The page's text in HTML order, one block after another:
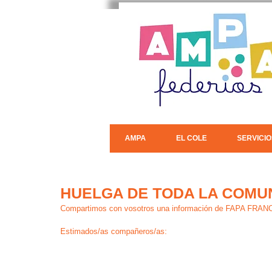
AMPA EL COLE
HUELGA DE TODA LA
Compartimos con vosotros una información de FAPA
Estimados/as compañeros/as: